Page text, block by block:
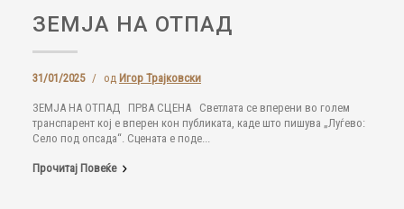
ЗЕМЈА НА ОТПАД
31/01/2025 / од Игор Трајковски
ЗЕМЈА НА ОТПАД ПРВА СЦЕНА Светлата се вперени во голем
транспарент кој е вперен кон публиката, каде што пишува „Луѓево:
Село под опсада“. Сцената е поде...
Прочитај Повеќе